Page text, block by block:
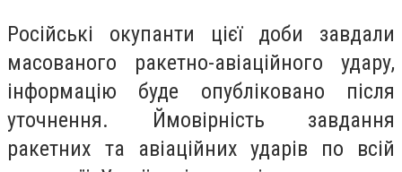
Російські окупанти цієї доби завдали
масованого ракетно-авіаційного удару,
інформацію буде опубліковано після
уточнення. Ймовірність завдання
ракетних та авіаційних ударів по всій